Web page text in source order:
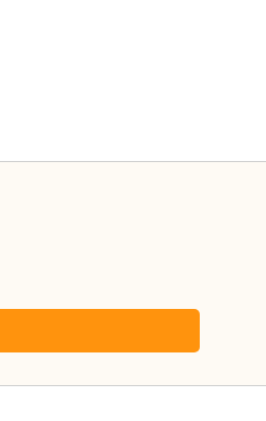
群馬県桐生市